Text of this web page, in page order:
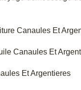
Canaules Et
Canaules Et
Et Argentieres